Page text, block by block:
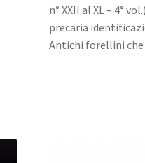
n° XXII al XL – 4°
precaria
Antichi forellini